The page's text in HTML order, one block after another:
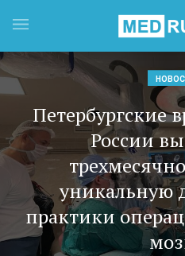
Петербургские
России
уникальную
практики